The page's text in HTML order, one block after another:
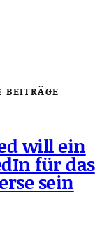
BEITRÄGE
will ein
für das
sein